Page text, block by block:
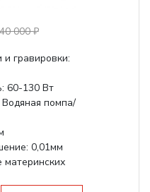
000 ₽
и гравировки:
60-130 Вт
помпа/
0,01мм